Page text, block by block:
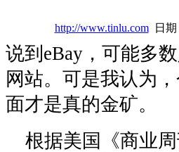
http://www.tinlu.com日期
说到eBay，可能多
网站。可是我认为
面才是真的金矿。
根据美国《商业周